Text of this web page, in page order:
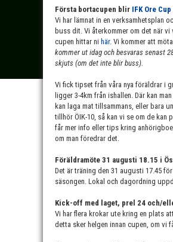
Första bortacupen blir IFK Ore Cup
Vi har lämnat in en verksamhetsplan
buss dit. Vi återkommer om det när
cupen hittar ni här. Vi kommer att
kommer ut idag och besvaras senast
skjuts (om det inte blir buss).
Vi fick tipset från våra nya föräldrar i
ligger 3-4km från ishallen. Där kan
kan laga mat tillsammans, eller bara
tillhör ÖIK-10, så kan vi se om de kan
får mer info eller tips kring
om man föredrar det.
Föräldramöte 31 augusti 18.15 i
Det är träning den 31 augusti 17.45
säsongen. Lokal och dagordning
Kick-off med laget, prel 24 och/
Vi har flera krokar ute kring en plats
detta sker helgen innan cupen, om vi